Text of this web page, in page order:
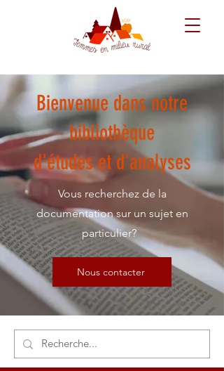
Bienvenue dans notre
bibliothèque
d'études et d'analyses
Vous recherchez de la
documentation sur un sujet en
particulier?
Nous contacter